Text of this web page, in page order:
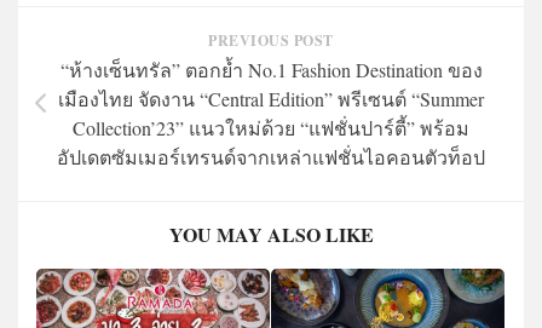
PREVIOUS POST
“ห้างเซ็นทรัล” ตอกย้ำ No.1 Fashion Destination ของ
เมืองไทย จัดงาน “Central Edition” พรีเซนต์ “Summer
Collection’23” แนวใหม่ด้วย “แฟชั่นปาร์ตี้” พร้อม
อัปเดตซัมเมอร์เทรนด์จากเหล่าแฟชั่นไอคอนตัวท็อป
YOU MAY ALSO LIKE